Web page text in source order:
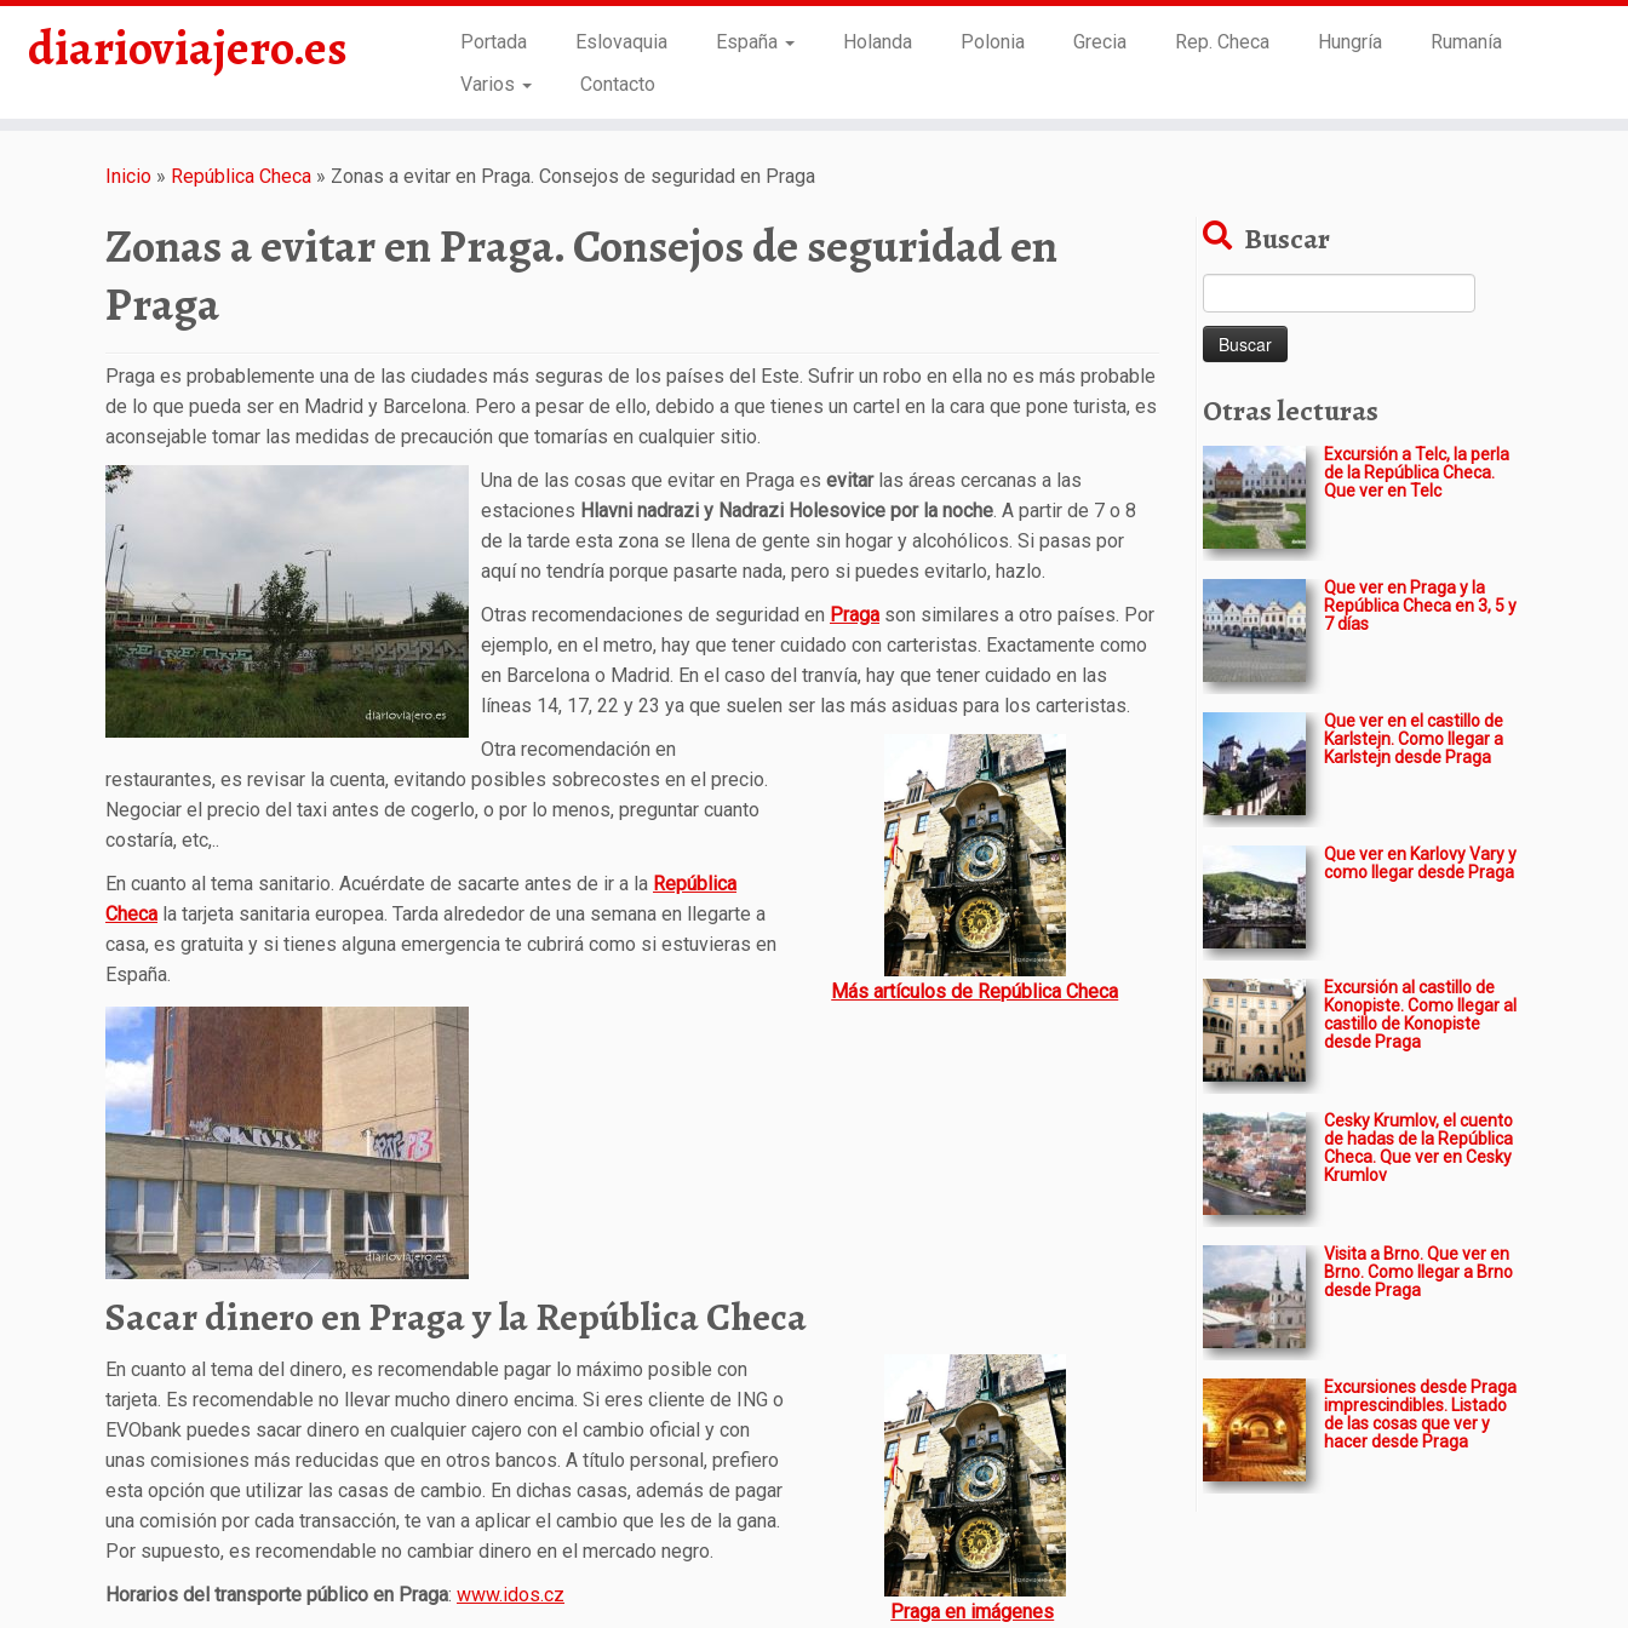
diarioviajero.es Portada Eslovaquia España Holanda Polonia Grecia Rep. Checa Hungría
Rumanía
Varios
Contacto
Inicio » República Checa » Zonas a evitar en Praga. Consejos de seguridad en Praga
Zonas a evitar en Praga. Consejos de seguridad en
Praga
Praga es probablemente una de las ciudades más seguras de los países del Este. Sufrir un robo en ella no es más probable
de lo que pueda ser en Madrid y Barcelona. Pero a pesar de ello, debido a que tienes un cartel en la cara que pone turista, es
aconsejable tomar las medidas de precaución que tomarías en cualquier sitio.
Una de las cosas que evitar en Praga es evitarlas áreas cercanas a las
estaciones Hlavni nadrazi y Nadrazi Holesovice por la noche. A partir de 7 o 8
de la tarde esta zona se llena de gente sin hogar y alcohólicos. Si pasas por
aquí no tendría porque pasarte nada, pero si puedes evitarlo, hazlo.
Otras recomendaciones de seguridad en Praga son similares a otro países. Por
ejemplo, en el metro, hay que tener cuidado con carteristas. Exactamente como
en Barcelona o Madrid. En el caso del tranvía, hay que tener cuidado en las
líneas 14, 17, 22 y 23 ya que suelen ser las más asiduas para los carteristas.
Más artículos de República Checa
Otra recomendación en
restaurantes, es revisar la cuenta, evitando posibles sobrecostes en el precio.
Negociar el precio del taxi antes de cogerlo, o por lo menos, preguntar cuanto
costaría, etc,..
En cuanto al tema sanitario. Acuérdate de sacarte antes de ir a la República
Checa la tarjeta sanitaria europea. Tarda alrededor de una semana en llegarte a
casa, es gratuita y si tienes alguna emergencia te cubrirá como si estuvieras en
España.
Sacar dinero en Praga y la República Checa
Praga en imágenes
En cuanto al tema del dinero, es recomendable pagar lo máximo posible con
tarjeta. Es recomendable no llevar mucho dinero encima. Si eres cliente de ING o
EVObank puedes sacar dinero en cualquier cajero con el cambio oficial y con
unas comisiones más reducidas que en otros bancos. A título personal, prefiero
esta opción que utilizar las casas de cambio. En dichas casas, además de pagar
una comisión por cada transacción, te van a aplicar el cambio que les de la gana.
Por supuesto, es recomendable no cambiar dinero en el mercado negro.
Horarios del transporte público en Praga: www.idos.cz
Buscar
Otras lecturas
Excursión a Telc, la perla
de la República Checa.
Que ver en Telc
Que ver en Praga y la
República Checa en 3, 5 y
7 días
Que ver en el castillo de
Karlstejn. Como llegar a
Karlstejn desde Praga
Que ver en Karlovy Vary y
como llegar desde Praga
Excursión al castillo de
Konopiste. Como llegar al
castillo de Konopiste
desde Praga
Cesky Krumlov, el cuento
de hadas de la República
Checa. Que ver en Cesky
Krumlov
Visita a Brno. Que ver en
Brno. Como llegar a Brno
desde Praga
Excursiones desde Praga
imprescindibles. Listado
de las cosas que ver y
hacer desde Praga